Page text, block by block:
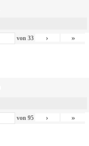
von 33 › »
von 95 › »